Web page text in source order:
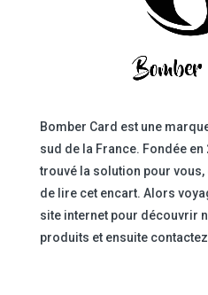
Bomber Card est une
sud de la France. Fondée
trouvé la solution pour vous,
de lire cet encart. Alors
site internet pour découvrir
produits et ensuite